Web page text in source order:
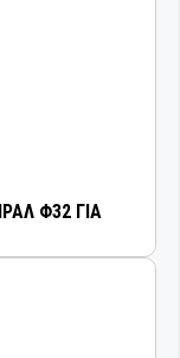
Φ32 ΓΙΑ